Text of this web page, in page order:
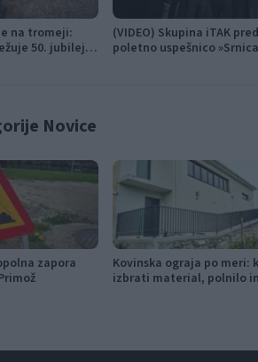
na tromeji:
50. jubilejni
(VIDEO) Skupina iTAK
poletno uspešnico
Novice
zapora
Kovinska ograja po meri:
izbrati material, polnilo